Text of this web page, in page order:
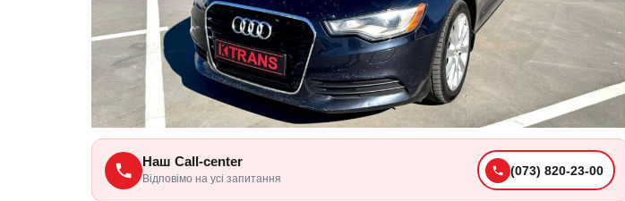
Наш Call-center
Відповімо на усі запитання
(073) 820-23-00